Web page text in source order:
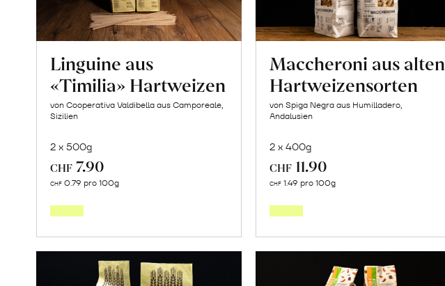
Linguine aus
«Timilia» Hartweizen
von Cooperativa Valdibella aus Camporeale,
Sizilien
2 x 500g
CHF 7.90
CHF 0.79 pro 100g
Maccheroni aus alten
Hartweizensorten
von Spiga Negra aus Humilladero,
Andalusien
2 x 400g
CHF 11.90
CHF 1.49 pro 100g